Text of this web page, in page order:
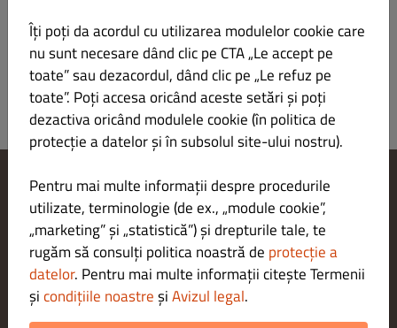
https://ec.europa.eu/consumers/odr/main/index.cfm
Modificare setări cookie-uri
Contactează-ne
Politica de confidențialitate
Termeni și condiții
Aviz juridic
Îți poți da acordul cu utilizarea modulelor cookie care
nu sunt necesare dând clic pe CTA „Le accept pe
toate” sau dezacordul, dând clic pe „Le refuz pe
toate”. Poți accesa oricând aceste setări și poți
dezactiva oricând modulele cookie (în politica de
protecție a datelor și în subsolul site-ului nostru).
Pentru mai multe informații despre procedurile
utilizate, terminologie (de ex., „module cookie”,
„marketing” și „statistică”) și drepturile tale, te
rugăm să consulți politica noastră de protecție a
datelor. Pentru mai multe informații citește Termenii
șicondițiile noastreșiAvizul legal.